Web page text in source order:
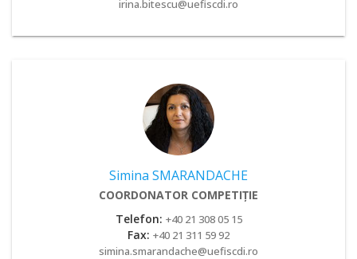
irina.bitescu@uefiscdi.ro
Simina SMARANDACHE
COORDONATOR COMPETIȚIE
Telefon: +40 21 308 05 15
Fax: +40 21 311 59 92
simina.smarandache@uefiscdi.ro